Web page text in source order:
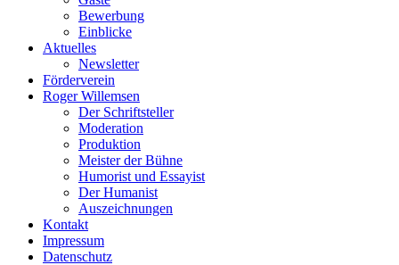
Bewerbung
Einblicke
Aktuelles
Newsletter
Förderverein
Roger Willemsen
Der Schriftsteller
Moderation
Produktion
Meister der Bühne
Humorist und Essayist
Der Humanist
Auszeichnungen
Kontakt
Impressum
Datenschutz